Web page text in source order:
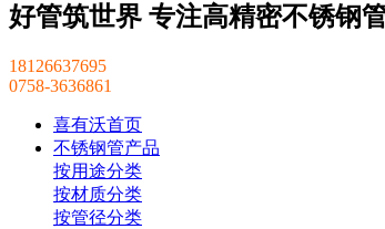
好管筑世界 专注高精密不锈钢
18126637695
0758-3636861
喜有沃首页
不锈钢管产品
按用途分类
按材质分类
按管径分类